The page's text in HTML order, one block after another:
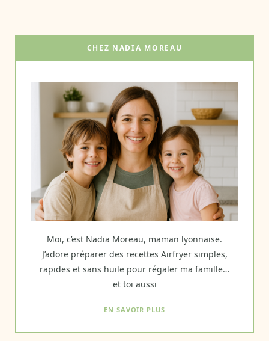
CHEZ NADIA MOREAU
Moi, c’est Nadia Moreau, maman lyonnaise.
J’adore préparer des recettes Airfryer simples,
rapides et sans huile pour régaler ma famille…
et toi aussi
EN SAVOIR PLUS